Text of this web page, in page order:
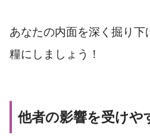
あなたの内面を深く掘り下
糧にしましょう！
他者の影響を受けや